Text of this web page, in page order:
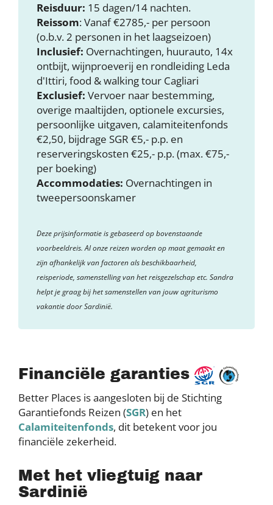
Reisduur: 15 dagen/14 nachten.
Reissom: Vanaf €2785,- per persoon
(o.b.v. 2 personen in het laagseizoen)
Inclusief: Overnachtingen, huurauto, 14x
ontbijt, wijnproeverij en rondleiding Leda
d'Ittiri, food & walking tour Cagliari
Exclusief: Vervoer naar bestemming,
overige maaltijden, optionele excursies,
persoonlijke uitgaven, calamiteitenfonds
€2,50, bijdrage SGR €5,- p.p. en
reserveringskosten €25,- p.p. (max. €75,-
per boeking)
Accommodaties: Overnachtingen in
tweepersoonskamer
Deze prijsinformatie is gebaseerd op bovenstaande
voorbeeldreis. Al onze reizen worden op maat gemaakt en
zijn afhankelijk van factoren als beschikbaarheid,
reisperiode, samenstelling van het reisgezelschap etc. Sandra
helpt je graag bij het samenstellen van jouw agriturismo
vakantie door Sardinië.
Financiële garanties
Better Places is aangesloten bij de Stichting
Garantiefonds Reizen (SGR) en het
Calamiteitenfonds, dit betekent voor jou
financiële zekerheid.
Met het vliegtuig naar
Sardinië